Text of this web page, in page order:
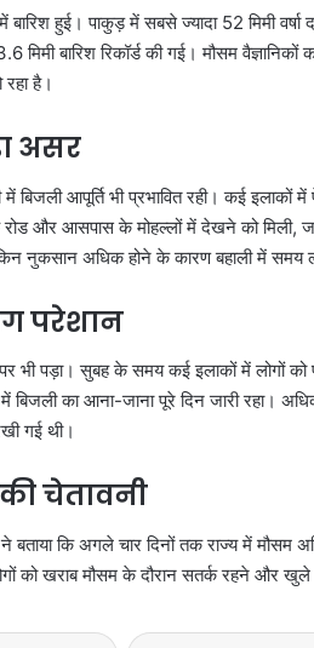
हुई। पाकुड़ में सबसे ज्यादा 52 मिमी
मिमी बारिश रिकॉर्ड की गई। मौसम
है।
असर
आपूर्ति भी प्रभावित रही। कई इलाकों
रोड और आसपास के मोहल्लों में देखने को मिली,
नुकसान अधिक होने के कारण बहाली में समय
परेशान
भी पड़ा। सुबह के समय कई इलाकों में लोगों को
का आना-जाना पूरे दिन जारी रहा।
गई थी।
चेतावनी
बताया कि अगले चार दिनों तक राज्य में मौसम
को खराब मौसम के दौरान सतर्क रहने और खुले